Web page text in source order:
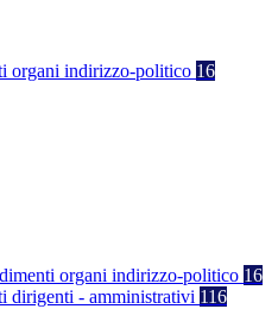
organi indirizzo-politico 16
organi indirizzo-politico 16
dirigenti - amministrativi 116